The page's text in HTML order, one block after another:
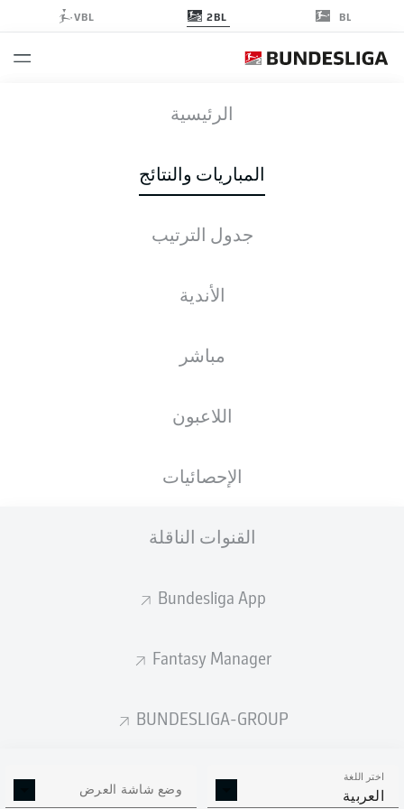
BL
2BL
VBL
الرئيسية
المباريات والنتائج
جدول الترتيب
الأندية
مباشر
اللاعبون
الإحصائيات
القنوات الناقلة
Bundesliga App
Fantasy Manager
BUNDESLIGA-GROUP
اختر اللغة
العربية وضع شاشة العرض
الأخبار التشكيلات الإحصائيات
0